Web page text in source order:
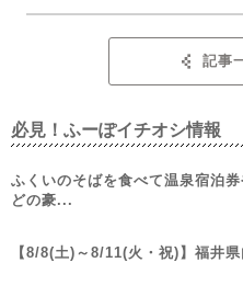
記事
必見！ふーぽイチオシ情報
ふくいのそばを食べて温泉宿泊
どの豪...
【8/8(土)～8/11(火・祝)】福井